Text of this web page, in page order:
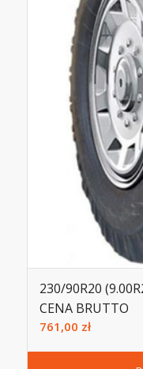
230/90R20
CENA BRUTTO
761,00 zł